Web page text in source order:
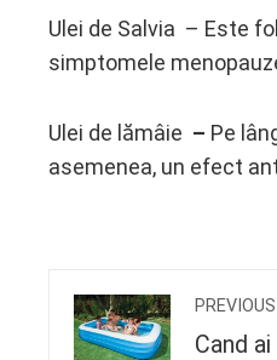
Ulei de Salvia – Este
simptomele
Ulei de lămâie – Pe
asemenea, un efect
Cand